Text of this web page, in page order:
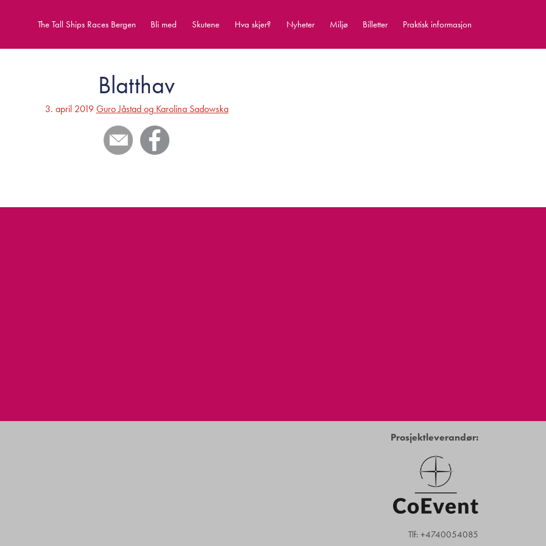
The Tall Ships Races Bergen Bli med Skutene Hva skjer? Nyheter Miljø Billetter Praktisk informasjon
Blatthav
3. april 2019 Guro Jåstad og Karolina Sadowska
Prosjektleverandør:
Tlf: +4740054085